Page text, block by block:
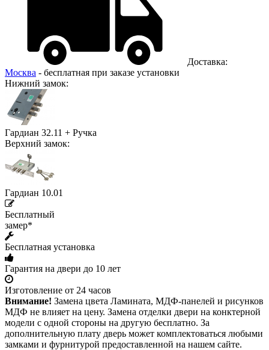
Доставка:
Москва - бесплатная при заказе установки
Нижний замок:
Гардиан 32.11 + Ручка
Верхний замок:
Гардиан 10.01
Бесплатный
замер*
Бесплатная установка
Гарантия на двери до 10 лет
Изготовление от 24 часов
Внимание! Замена цвета Ламината, МДФ-панелей и рисунков
МДФ не влияет на цену. Замена отделки двери на конктерной
модели с одной стороны на другую бесплатно. За
дополнительную плату дверь может комплектоваться любыми
замками и фурнитурой предоставленной на нашем сайте.